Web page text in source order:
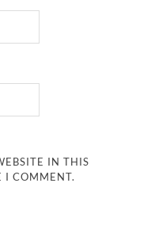
IN THIS
I COMMENT.